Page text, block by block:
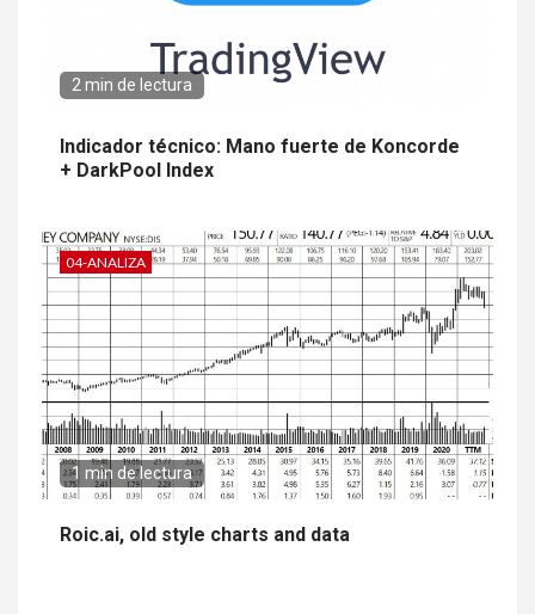
2 min de lectura
Indicador técnico: Mano fuerte de Koncorde
+ DarkPool Index
04-ANALIZA
1 min de lectura
Roic.ai, old style charts and data